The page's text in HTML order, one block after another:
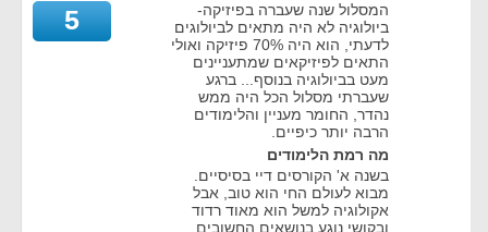
המסלול שנה שעברה בפיזיקה-
ביולוגיה לא היה מתאים לביולוגים
לדעתי, הוא היה 70% פיזיקה ואולי
התאים לפיזיקאים שמתעניינים
מעט בביולוגיה בנוסף... ברגע
שעברתי מסלול הכל היה ממש
נהדר, החומר מעניין והלימודים
הרבה יותר כיפיים.
מה רמת הלימודים
בשנה א' הקורסים דיי בסיסיים.
מבוא לעולם החי הוא טוב, אבל
אקולוגיה למשל הוא מאוד רדוד
ובקושי נוגע בנושאים החשובים
5